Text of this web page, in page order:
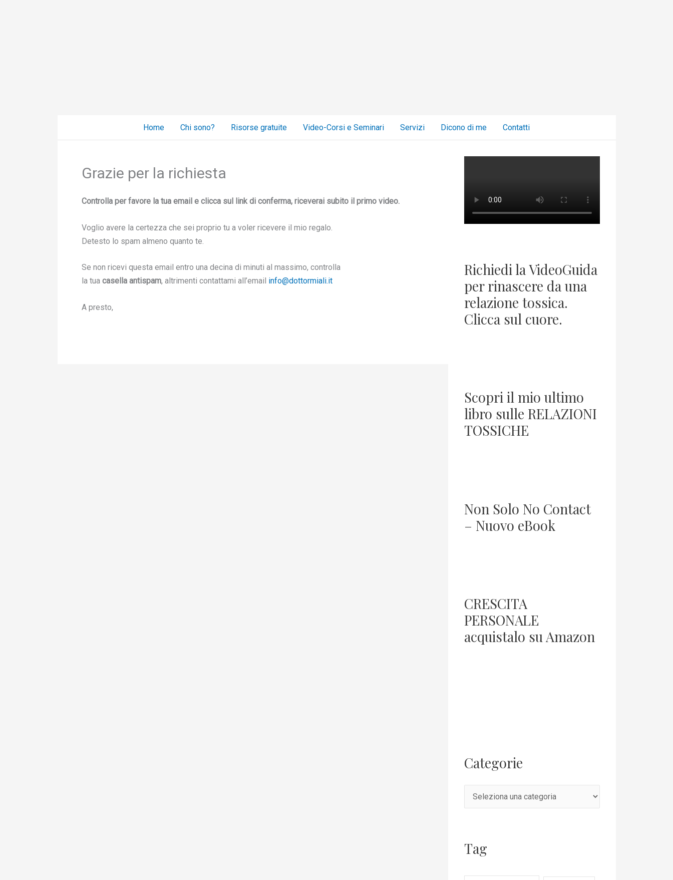
Home Chi sono? Risorse gratuite Video-Corsi e Seminari Servizi Dicono di me Contatti
Grazie per la richiesta
Controlla per favore la tua email e clicca sul link di conferma, riceverai subito il primo video.
Voglio avere la certezza che sei proprio tu a voler ricevere il mio regalo.
Detesto lo spam almeno quanto te.
Se non ricevi questa email entro una decina di minuti al massimo, controlla
la tua casella antispam, altrimenti contattami all’email info@dottormiali.it
A presto,
Richiedi la VideoGuida
per rinascere da una
relazione tossica.
Clicca sul cuore.
Scopri il mio ultimo
libro sulle RELAZIONI
TOSSICHE
Non Solo No Contact
– Nuovo eBook
CRESCITA
PERSONALE
acquistalo su Amazon
Categorie
Tag